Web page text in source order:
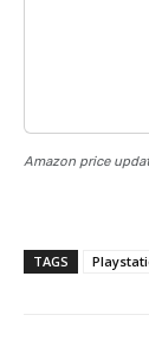
Amazon price
TAGS